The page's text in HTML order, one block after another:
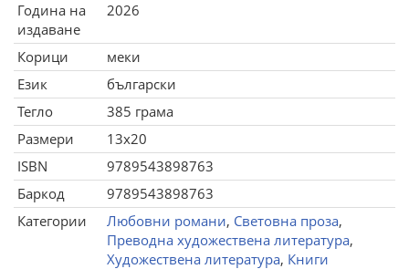
Година на
издаване
2026
Корици
меки
Език
български
Тегло
385 грама
Размери
13x20
ISBN
9789543898763
Баркод
9789543898763
Категории
Любовни романи, Световна проза,
Преводна художествена литература,
Художествена литература, Книги